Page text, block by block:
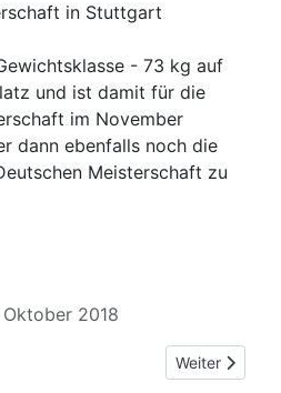
in Stuttgart
- 73 kg auf
und ist damit für die
im November
dann ebenfalls noch die
Meisterschaft zu
2018
jetzt auch auf InstagramNächster
Weiter